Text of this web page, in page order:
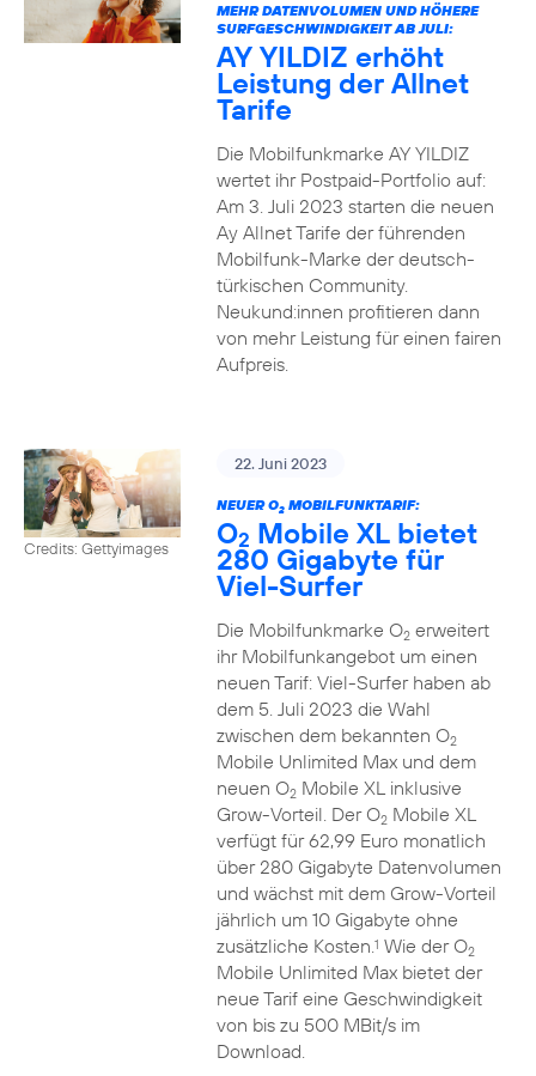
MEHR DATENVOLUMEN UND HÖHERE
SURFGESCHWINDIGKEIT AB JULI:
AY YILDIZ erhöht
Leistung der Allnet
Tarife
Die Mobilfunkmarke AY YILDIZ
wertet ihr Postpaid-Portfolio auf:
Am 3. Juli 2023 starten die neuen
Ay Allnet Tarife der führenden
Mobilfunk-Marke der deutsch-
türkischen Community.
Neukund:innen profitieren dann
von mehr Leistung für einen fairen
Aufpreis.
Credits: Gettyimages
22. Juni 2023
NEUER O2MOBILFUNKTARIF:
O2 Mobile XL bietet
280 Gigabyte für
Viel-Surfer
Die Mobilfunkmarke O2erweitert
ihr Mobilfunkangebot um einen
neuen Tarif: Viel-Surfer haben ab
dem 5. Juli 2023 die Wahl
zwischen dem bekannten O2
Mobile Unlimited Max und dem
neuen O2Mobile XL inklusive
Grow-Vorteil. Der O2Mobile XL
verfügt für 62,99 Euro monatlich
über 280 Gigabyte Datenvolumen
und wächst mit dem Grow-Vorteil
jährlich um 10 Gigabyte ohne
zusätzliche Kosten.1 Wie der O2
Mobile Unlimited Max bietet der
neue Tarif eine Geschwindigkeit
von bis zu 500 MBit/s im
Download.